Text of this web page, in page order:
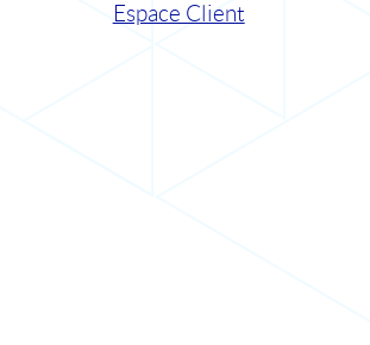
Espace Client